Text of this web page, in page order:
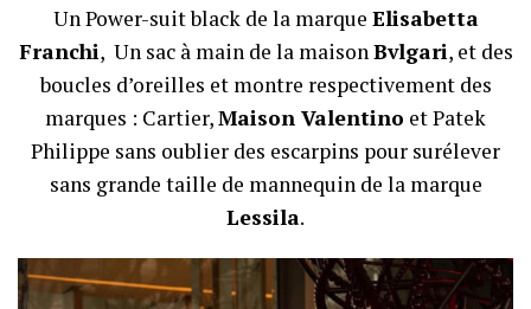
Un Power-suit black de la marque Elisabetta
Franchi, Un sac à main de la maisonBvlgari, et des
boucles d’oreilles et montre respectivement des
marques : Cartier,Maison Valentino et Patek
Philippe sans oublier des escarpins pour surélever
sans grande taille de mannequin de la marque
Lessila.